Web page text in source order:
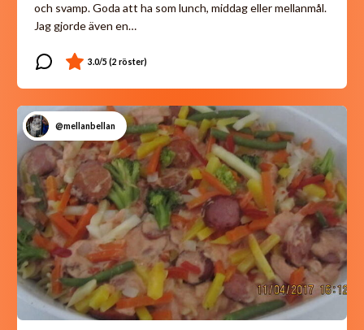
och svamp. Goda att ha som lunch, middag eller mellanmål.
Jag gjorde även en…
@mellanbellan